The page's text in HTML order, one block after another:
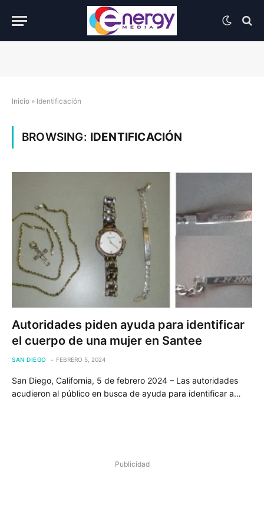
Inicio » Identificación
BROWSING: IDENTIFICACIÓN
Autoridades piden ayuda para identificar
el cuerpo de una mujer en Santee
SAN DIEGO FEBRERO 5, 2024
San Diego, California, 5 de febrero 2024 – Las autoridades
acudieron al público en busca de ayuda para identificar a…
Publicidad